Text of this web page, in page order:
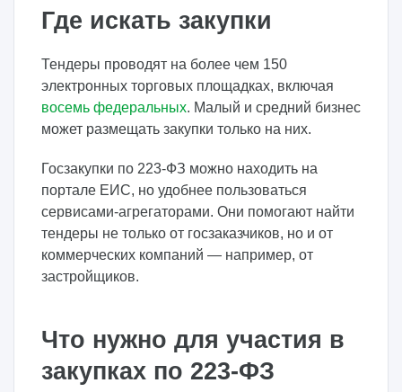
Где искать закупки
Тендеры проводят на более чем 150
электронных торговых площадках, включая
восемь федеральных. Малый и средний бизнес
может размещать закупки только на них.
Госзакупки по 223-ФЗ можно находить на
портале ЕИС, но удобнее пользоваться
сервисами-агрегаторами. Они помогают найти
тендеры не только от госзаказчиков, но и от
коммерческих компаний — например, от
застройщиков.
Что нужно для участия в
закупках по 223-ФЗ